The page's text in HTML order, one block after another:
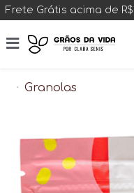
Frete Grátis acima de
Granolas